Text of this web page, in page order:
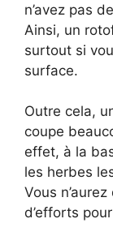
n’avez pas
Ainsi, un
surtout si
surface.
Outre cela,
coupe
effet, à la
les herbes
Vous
d’efforts